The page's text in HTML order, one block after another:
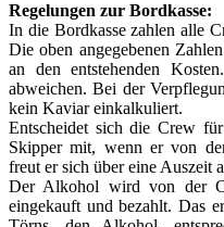
Regelungen zur Bordkasse:
In die Bordkasse zahlen alle
Die oben angegebenen
an den entstehenden
abweichen. Bei der
kein Kaviar einkalkuliert.
Entscheidet sich die Crew
Skipper mit, wenn er von
freut er sich über eine Auszeit
Der Alkohol wird von der
eingekauft und bezahlt. Das